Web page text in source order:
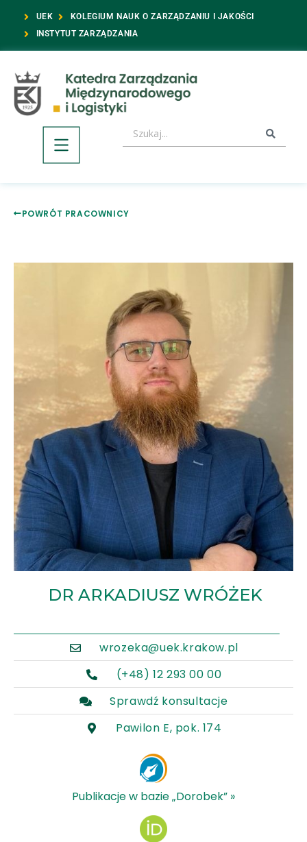
UEK
KOLEGIUM NAUK O ZARZĄDZANIU I JAKOŚCI
INSTYTUT ZARZĄDZANIA
POWRÓT PRACOWNICY
DR ARKADIUSZ WRÓŻEK
wrozeka@uek.krakow.pl
(+48) 12 293 00 00
Sprawdź konsultacje
Pawilon E, pok. 174
Publikacje w bazie „Dorobek” »